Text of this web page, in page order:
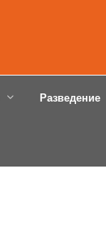
Разведение